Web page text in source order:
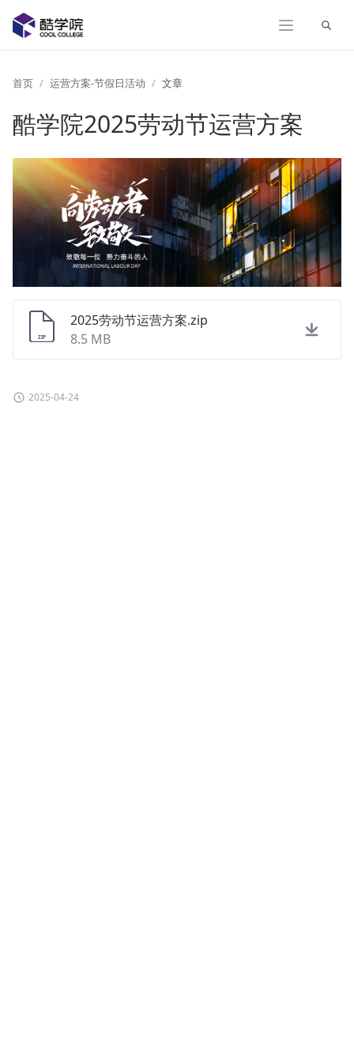
展开
首页 运营方案-节假日活动 文章
酷学院2025劳动节运营方案
2025劳动节运营方案.zip
8.5 MB
2025-04-24